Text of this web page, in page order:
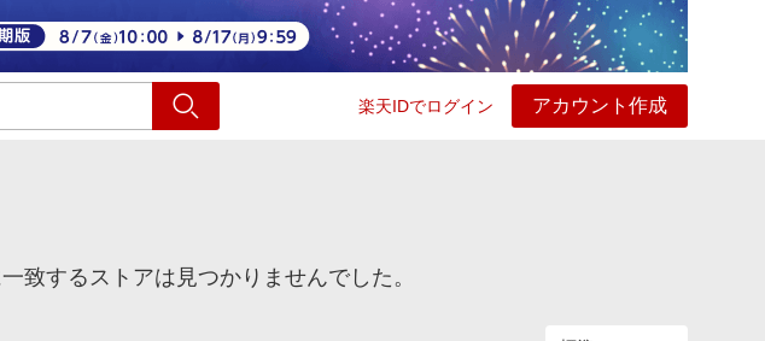
楽天IDでログイン アカウント作成
致するストアは見つかりませんでした。